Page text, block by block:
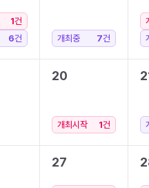
1건
6건 개최중 7건
20
개최시작 1건
27